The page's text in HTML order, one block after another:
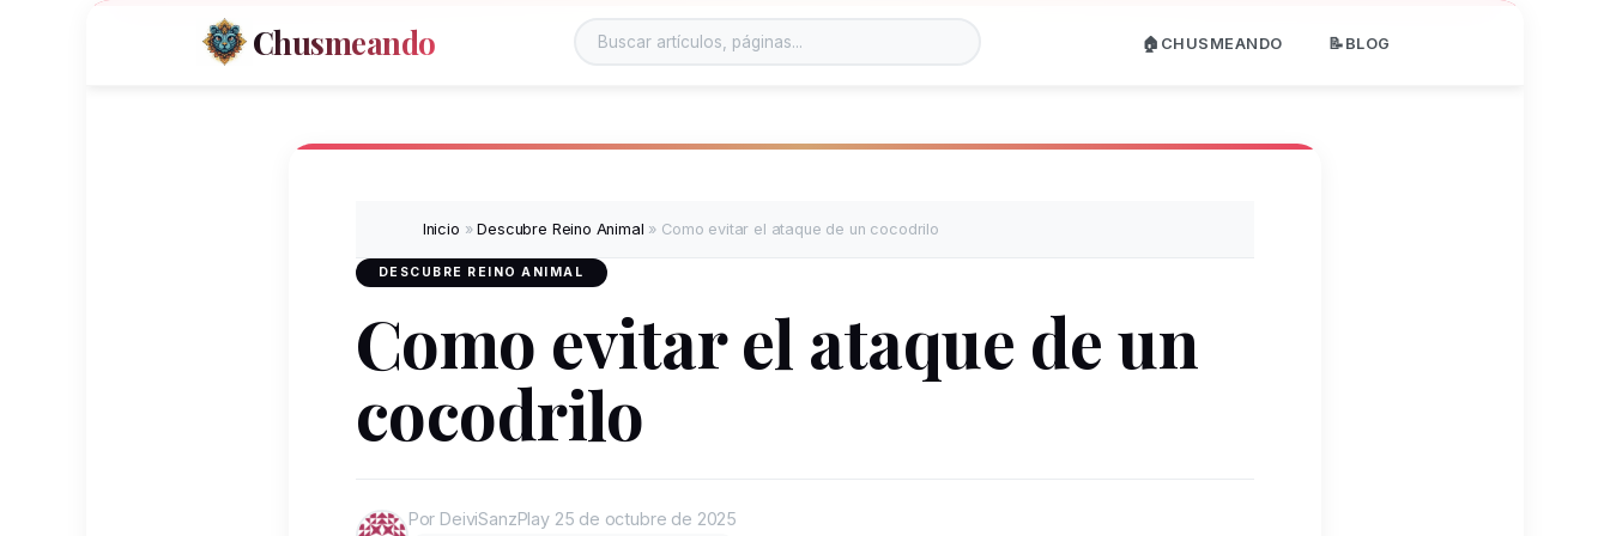
Chusmeando 🏠CHUSMEANDO 📝BLOG
Inicio »Descubre Reino Animal » Como evitar el ataque de un cocodrilo
DESCUBRE REINO ANIMAL
Como evitar el ataque de un
cocodrilo
Por DeiviSanzPlay 25 de octubre de 2025